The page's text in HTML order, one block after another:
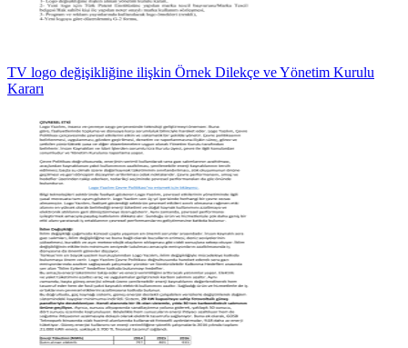
TV logo değişikliğine ilişkin Örnek Dilekçe ve Yönetim Kurulu
Kararı